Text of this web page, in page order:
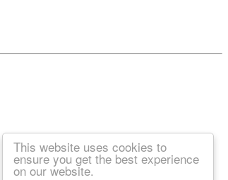
This website uses cookies to
ensure you get the best experience
on our website.